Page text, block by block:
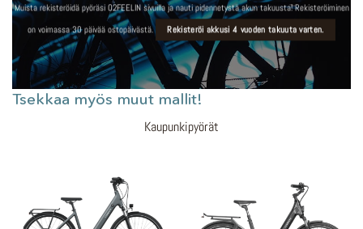
Muista rekisteröidä pyöräsi O2FEELIN sivuilla ja nauti pidennetystä akun takuusta! Rekisteröiminen
on voimassa 30 päivää ostopäivästä.
Rekisteröi akkusi 4 vuoden takuuta varten.
Tsekkaa myös muut mallit!
Kaupunkipyörät